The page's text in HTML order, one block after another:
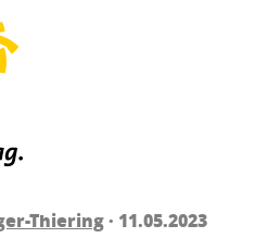
Thiering· 11.05.2023